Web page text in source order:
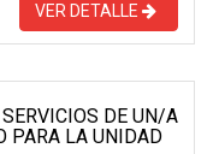
VER DETALLE
DE UN/A
PARA LA UNIDAD